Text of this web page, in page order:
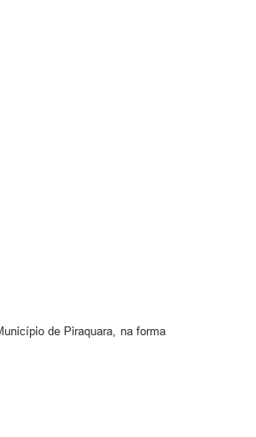
de Piraquara, na forma